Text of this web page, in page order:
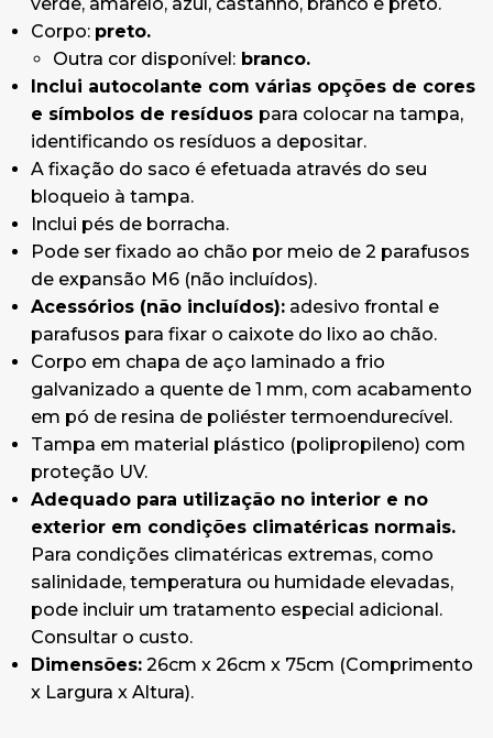
Adequado para utilização no interior e no
exterior em condições climatéricas normais.
Para condições climatéricas extremas, como
salinidade, temperatura ou humidade elevadas,
pode incluir um tratamento especial adicional.
Consultar o custo.
Dimensões:26cm x 26cm x 75cm
(Comprimento x Largura x Altura).
Corpo: preto.
Outra cor disponível:branco.
Inclui autocolante com várias opções de cores
e símbolos de resíduos para colocar na tampa,
identificando os resíduos a depositar.
A fixação do saco é efetuada através do seu
bloqueio à tampa.
Inclui pés de borracha.
Pode ser fixado ao chão por meio de 2 parafusos
de expansão M6 (não incluídos).
Acessórios (não incluídos):adesivo frontal e
parafusos para fixar o caixote do lixo ao chão.
Corpo em chapa de aço laminado a frio
galvanizado a quente de 1 mm, com acabamento
em pó de resina de poliéster termoendurecível.
Tampa em material plástico (polipropileno) com
proteção UV.
Adequado para utilização no interior e no
exterior em condições climatéricas normais.
Para condições climatéricas extremas, como
salinidade, temperatura ou humidade elevadas,
pode incluir um tratamento especial adicional.
Consultar o custo.
Dimensões:26cm x 26cm x 75cm (Comprimento
x Largura x Altura).